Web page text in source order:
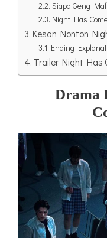
Siapa Geng
Night Has
Kesan Nonton
Ending
Trailer Night Has
Drama